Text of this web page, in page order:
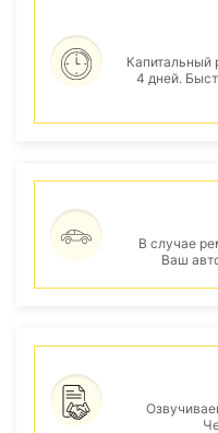
Капитальный
4 дней.
В случае
Ваш